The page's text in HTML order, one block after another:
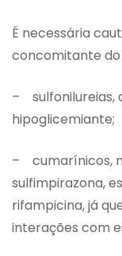
É necessária
concomitante do
– sulfonilureias,
hipoglicemiante;
– cumarínicos,
sulfimpirazona,
rifampicina, já
interações com